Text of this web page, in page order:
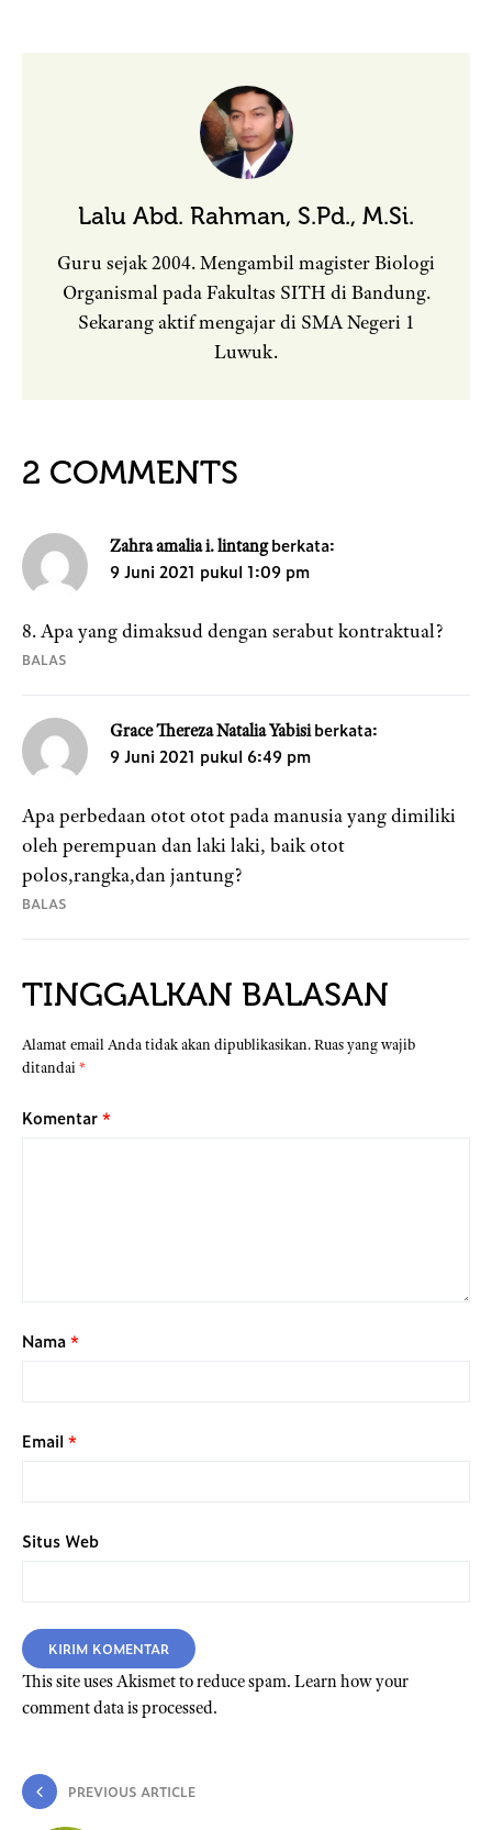
Lalu Abd. Rahman, S.Pd., M.Si.
Guru sejak 2004. Mengambil magister Biologi
Organismal pada Fakultas SITH di Bandung.
Sekarang aktif mengajar di SMA Negeri 1
Luwuk.
2 COMMENTS
Zahra amalia i. lintang berkata:
9 Juni 2021 pukul 1:09 pm
8. Apa yang dimaksud dengan serabut kontraktual?
BALAS
Grace Thereza Natalia Yabisi berkata:
9 Juni 2021 pukul 6:49 pm
Apa perbedaan otot otot pada manusia yang dimiliki
oleh perempuan dan laki laki, baik otot
polos,rangka,dan jantung?
BALAS
TINGGALKAN BALASAN
Alamat email Anda tidak akan dipublikasikan.Ruas yang wajib
ditandai *
Komentar*
Nama*
Email *
Situs Web
This site uses Akismet to reduce spam. Learn how your
comment data is processed.
PREVIOUS ARTICLE